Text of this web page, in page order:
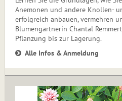
Anemonen und andere Knollen-
erfolgreich anbauen, vermehren
Blumengärtnerin Chantal
Pflanzung bis zur Lagerung.
Alle Infos & Anmeldung